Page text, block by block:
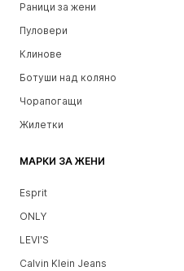
Раници за жени
Пуловери
Клинове
Ботуши над коляно
Чорапогащи
Жилетки
МАРКИ ЗА ЖЕНИ
Esprit
ONLY
LEVI'S
Calvin Klein Jeans